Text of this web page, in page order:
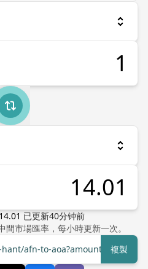
14.01 已更新40分钟前
市場匯率，每小時更新一次。
afn-to-aoa?amount=1複製